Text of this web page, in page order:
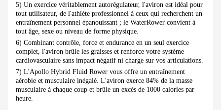
5) Un exercice véritablement autorégulateur, l'aviron est idéal pour
tout utilisateur, de l'athlète professionnel à ceux qui recherchent un
entraînement personnel épanouissant ; le WaterRower convient à
tout âge, sexe ou niveau de forme physique.
6) Combinant contrôle, force et endurance en un seul exercice
complet, l'aviron brûle les graisses et renforce votre système
cardiovasculaire sans impact négatif ni charge sur vos articulations.
7) L'Apollo Hybrid Fluid Rower vous offre un entraînement
aérobie et musculaire inégalé. L'aviron exerce 84% de la masse
musculaire à chaque coup et brûle un excès de 1000 calories par
heure.